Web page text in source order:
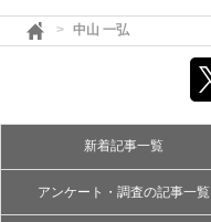
中山 一弘
新着記事一覧
アンケート・調査の記事一覧